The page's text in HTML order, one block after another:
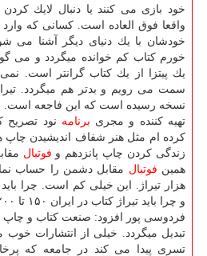
خود بازی می كنند یا دنبال لایك
واقعا فوق العاده است. كسانی كه
خودشان با یك دنیای دیگر آشنا
خورم كتاب كم خوانده میگردد و می
یك پیتزا از یك كتاب گرانتر است.
نسخه رسیده است كه این فاجعه است.
تهیه كننده و مجری برنامه نود تصریح
كرده ام مثل هنر شفاف اندیشیدن چاپ
زندگی كردن چاپ پانزدهم و فوتبال
همین فوتبال
هزار تیراژ. این خیلی كم است. چرا
و چرا باید تیراژ كتاب در ایران ۱۵۰ تا ۲۰۰ باشد؟
فردوسی پور افزود: صنعت كتاب و
تبدیل میگردد. خیلی از انتشارات
تسری پیدا می كند در جامعه كه